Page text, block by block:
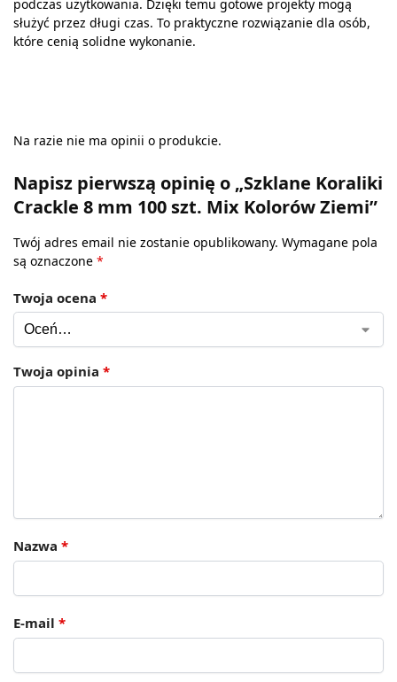
podczas użytkowania. Dzięki temu gotowe projekty mogą
służyć przez długi czas. To praktyczne rozwiązanie dla osób,
które cenią solidne wykonanie.
Na razie nie ma opinii o produkcie.
Napisz pierwszą opinię o „Szklane Koraliki
Crackle 8 mm 100 szt. Mix Kolorów Ziemi”
Twój adres email nie zostanie opublikowany. Wymagane pola
są oznaczone *
Twoja ocena *
Twoja opinia *
Nazwa *
E-mail *